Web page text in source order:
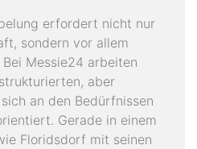
erfordert nicht nur
sondern vor allem
Messie24 arbeiten
aber
an den Bedürfnissen
Gerade in einem
Floridsdorf mit seinen